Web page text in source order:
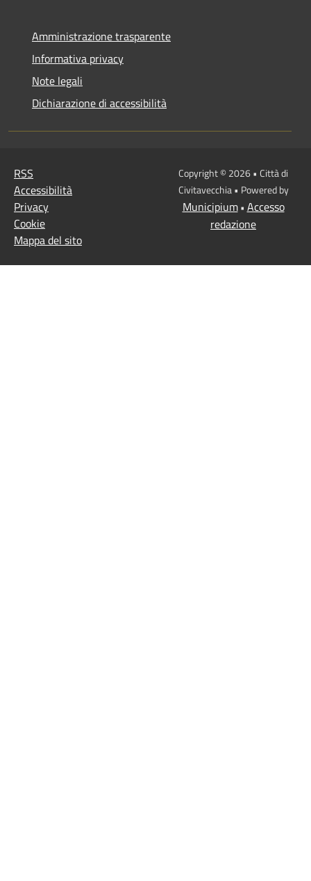
Amministrazione trasparente
Informativa privacy
Note legali
Dichiarazione di accessibilità
RSS
Accessibilità
Privacy
Cookie
Mappa del sito
Copyright © 2026 • Città di
Civitavecchia • Powered by
Municipium• Accesso
redazione